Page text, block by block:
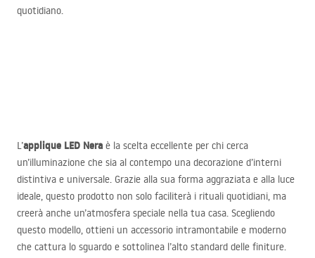
quotidiano.
L’applique LED Nera è la scelta eccellente per chi cerca
un’illuminazione che sia al contempo una decorazione d’interni
distintiva e universale. Grazie alla sua forma aggraziata e alla luce
ideale, questo prodotto non solo faciliterà i rituali quotidiani, ma
creerà anche un’atmosfera speciale nella tua casa. Scegliendo
questo modello, ottieni un accessorio intramontabile e moderno
che cattura lo sguardo e sottolinea l’alto standard delle finiture.